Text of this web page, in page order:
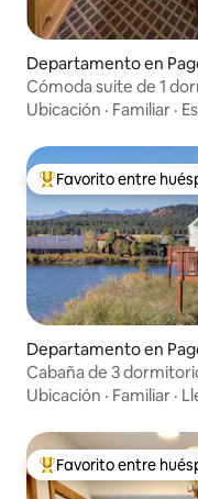
Departamento en
Cómoda suite de 1
Ubicación · Familiar ·
De los mejores en
Favorito entre
Departamento en
Cabaña de 3
Ubicación · Familiar ·
De los mejores en
Favorito entre